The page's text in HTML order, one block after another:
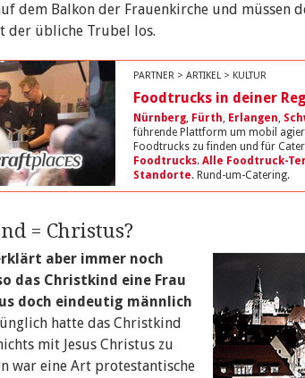
dem Balkon der Frauenkirche und müssen
der übliche Trubel los.
PARTNER > ARTIKEL > KULTUR
Foodtrucks in deiner
Nürnberg, Fürth, Erlangen,
führende Plattform um mobil
Foodtrucks zu finden und für
Foodtrucks. Alle Foodtruck-
Standorte. Rund-um-Catering.
= Christus?
aber immer noch
das Christkind eine Frau
doch eindeutig männlich
hatte das Christkind
mit Jesus Christus zu
war eine Art protestantische